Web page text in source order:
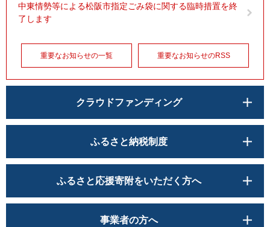
中東情勢等による松阪市指定ごみ袋に関する臨時措置を終
了します
重要なお知らせの一覧 重要なお知らせのRSS
クラウドファンディング
ふるさと納税制度
ふるさと応援寄附をいただく方へ
事業者の方へ